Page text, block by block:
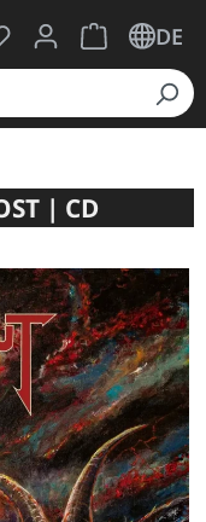
hast 0 Produkte
Warenkorb
DE
| CD